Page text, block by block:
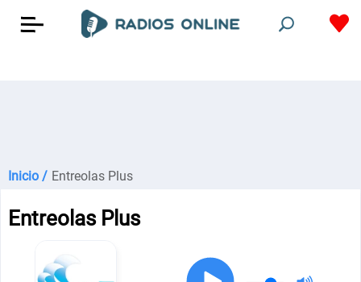
Inicio / Entreolas Plus
Entreolas Plus